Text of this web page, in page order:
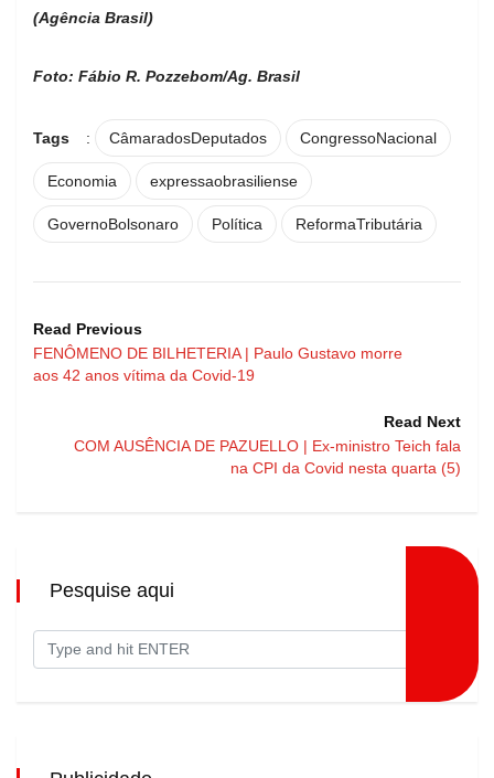
(Agência Brasil)
Foto: Fábio R. Pozzebom/Ag. Brasil
Tags : CâmaradosDeputados CongressoNacional
Economia expressaobrasiliense
GovernoBolsonaro Política ReformaTributária
Read Previous
FENÔMENO DE BILHETERIA | Paulo Gustavo morre
aos 42 anos vítima da Covid-19
Read Next
COM AUSÊNCIA DE PAZUELLO | Ex-ministro Teich fala
na CPI da Covid nesta quarta (5)
Pesquise aqui